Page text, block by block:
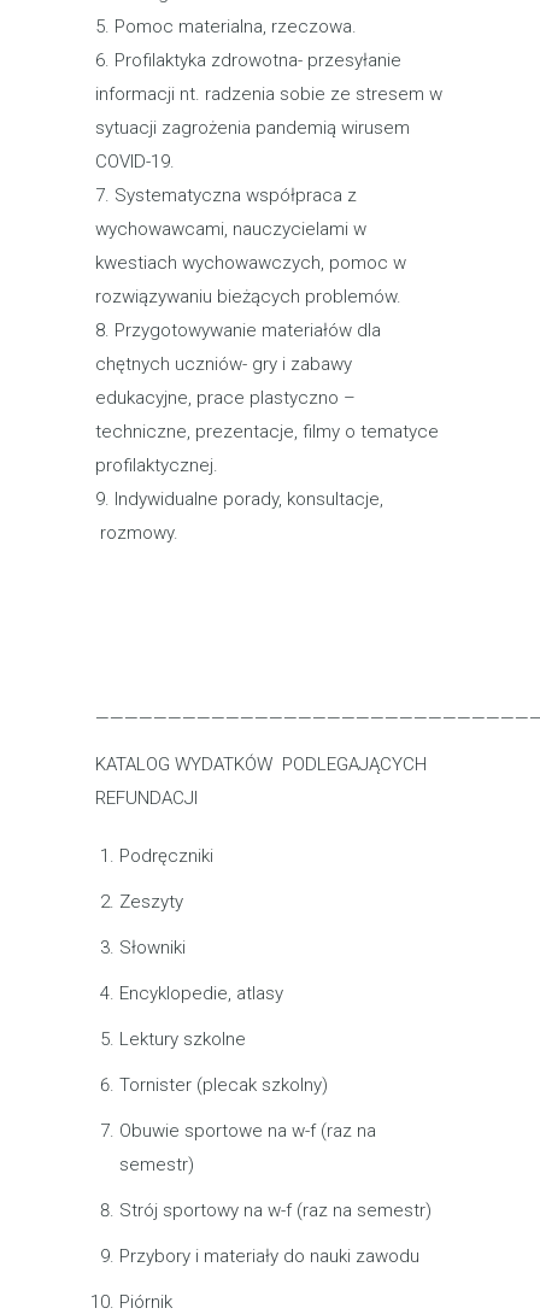
5. Pomoc materialna, rzeczowa.
6. Profilaktyka zdrowotna- przesyłanie
informacji nt. radzenia sobie ze stresem w
sytuacji zagrożenia pandemią wirusem
COVID-19.
7. Systematyczna współpraca z
wychowawcami, nauczycielami w
kwestiach wychowawczych, pomoc w
rozwiązywaniu bieżących problemów.
8. Przygotowywanie materiałów dla
chętnych uczniów- gry i zabawy
edukacyjne, prace plastyczno –
techniczne, prezentacje, filmy o tematyce
profilaktycznej.
9. Indywidualne porady, konsultacje,
rozmowy.
KATALOG WYDATKÓW PODLEGAJĄCYCH
REFUNDACJI
Podręczniki
Zeszyty
Słowniki
Encyklopedie, atlasy
Lektury szkolne
Tornister (plecak szkolny)
Obuwie sportowe na w-f (raz na
semestr)
Strój sportowy na w-f (raz na semestr)
Przybory i materiały do nauki zawodu
Piórnik